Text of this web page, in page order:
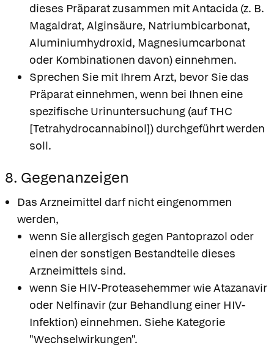
dieses Präparat zusammen mit Antacida (z. B.
Magaldrat, Alginsäure, Natriumbicarbonat,
Aluminiumhydroxid, Magnesiumcarbonat
oder Kombinationen davon) einnehmen.
Sprechen Sie mit Ihrem Arzt, bevor Sie das
Präparat einnehmen, wenn bei Ihnen eine
spezifische Urinuntersuchung (auf THC
[Tetrahydrocannabinol]) durchgeführt werden
soll.
8. Gegenanzeigen
Das Arzneimittel darf nicht eingenommen
werden,
wenn Sie allergisch gegen Pantoprazol oder
einen der sonstigen Bestandteile dieses
Arzneimittels sind.
wenn Sie HIV-Proteasehemmer wie Atazanavir
oder Nelfinavir (zur Behandlung einer HIV-
Infektion) einnehmen. Siehe Kategorie
"Wechselwirkungen".